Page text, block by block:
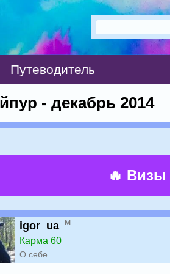
Путеводитель
- декабрь 2014
🔥
igor_ua м
Карма 60
О себе